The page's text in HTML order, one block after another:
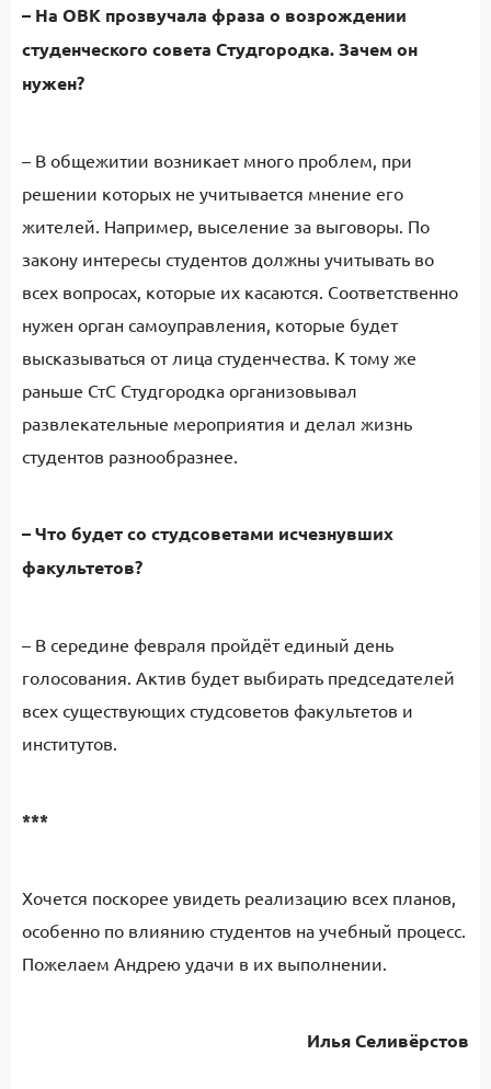
– На ОВК прозвучала фраза о возрождении
студенческого совета Студгородка. Зачем он
нужен?
– В общежитии возникает много проблем, при
решении которых не учитывается мнение его
жителей. Например, выселение за выговоры. По
закону интересы студентов должны учитывать во
всех вопросах, которые их касаются. Соответственно
нужен орган самоуправления, которые будет
высказываться от лица студенчества. К тому же
раньше СтС Студгородка организовывал
развлекательные мероприятия и делал жизнь
студентов разнообразнее.
– Что будет со студсоветами исчезнувших
факультетов?
– В середине февраля пройдёт единый день
голосования. Актив будет выбирать председателей
всех существующих студсоветов факультетов и
институтов.
***
Хочется поскорее увидеть реализацию всех планов,
особенно по влиянию студентов на учебный процесс.
Пожелаем Андрею удачи в их выполнении.
Илья Селивёрстов